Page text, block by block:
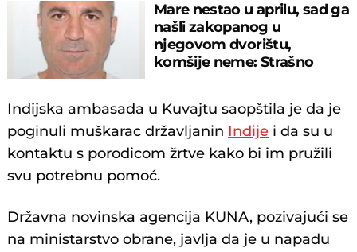
Mare nestao u aprilu, sad ga
našli zakopanog u
njegovom dvorištu,
komšije neme: Strašno
Indijska ambasada u Kuvajtu saopštila je da je
poginuli muškarac državljanin Indije i da su u
kontaktu s porodicom žrtve kako bi im pružili
svu potrebnu pomoć.
Državna novinska agencija KUNA, pozivajući se
na ministarstvo obrane, javlja da je u napadu